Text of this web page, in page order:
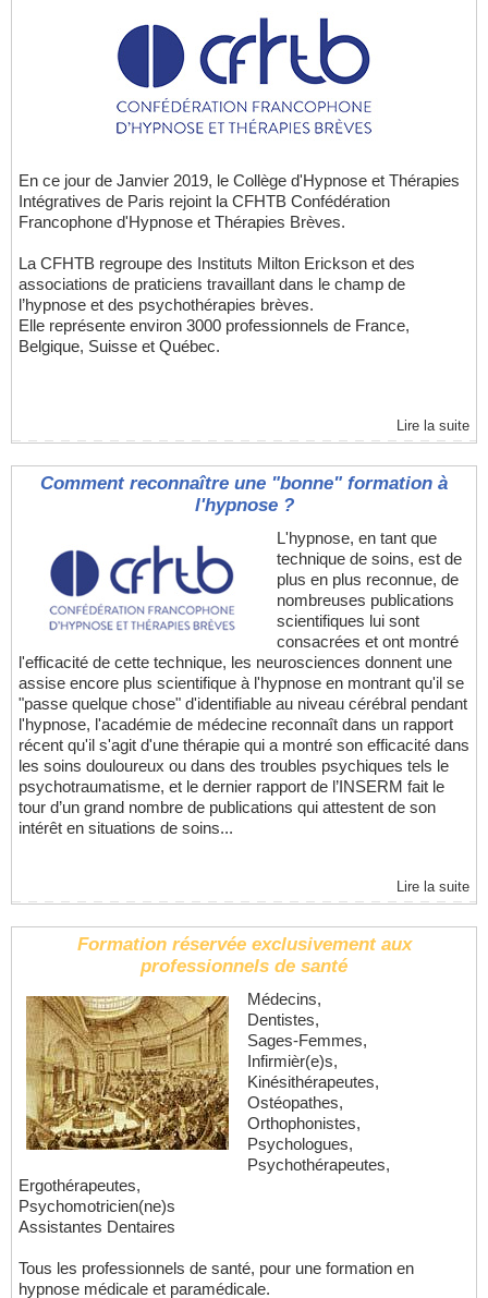
En ce jour de Janvier 2019, le Collège d'Hypnose et Thérapies
Intégratives de Paris rejoint la CFHTB Confédération
Francophone d'Hypnose et Thérapies Brèves.
La CFHTB regroupe des Instituts Milton Erickson et des
associations de praticiens travaillant dans le champ de
l’hypnose et des psychothérapies brèves.
Elle représente environ 3000 professionnels de France,
Belgique, Suisse et Québec.
Lire la suite
Comment reconnaître une "bonne" formation à
l'hypnose ?
L'hypnose, en tant que
technique de soins, est de
plus en plus reconnue, de
nombreuses publications
scientifiques lui sont
consacrées et ont montré
l'efficacité de cette technique, les neurosciences donnent une
assise encore plus scientifique à l'hypnose en montrant qu'il se
"passe quelque chose" d'identifiable au niveau cérébral pendant
l'hypnose, l'académie de médecine reconnaît dans un rapport
récent qu'il s'agit d'une thérapie qui a montré son efficacité dans
les soins douloureux ou dans des troubles psychiques tels le
psychotraumatisme, et le dernier rapport de l’INSERM fait le
tour d’un grand nombre de publications qui attestent de son
intérêt en situations de soins...
Lire la suite
Formation réservée exclusivement aux
professionnels de santé
Médecins,
Dentistes,
Sages-Femmes,
Infirmièr(e)s,
Kinésithérapeutes,
Ostéopathes,
Orthophonistes,
Psychologues,
Psychothérapeutes,
Ergothérapeutes,
Psychomotricien(ne)s
Assistantes Dentaires
Tous les professionnels de santé, pour une formation en
hypnose médicale et paramédicale.